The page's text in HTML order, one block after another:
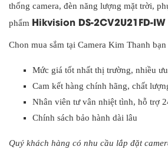
thống camera, đèn năng lượng mặt trời,
phẩm Hikvision DS-2CV2U21FD-
Chon mua sắm tại Camera Kim Thanh
Mức giá tốt nhất thị trường, nhiều
Cam kết hàng chính hãng, chất
Nhân viên tư vân nhiệt tình, hỗ trợ
Chính sách bảo hành dài lâu
Quý khách hàng có nhu cầu lắp đặt